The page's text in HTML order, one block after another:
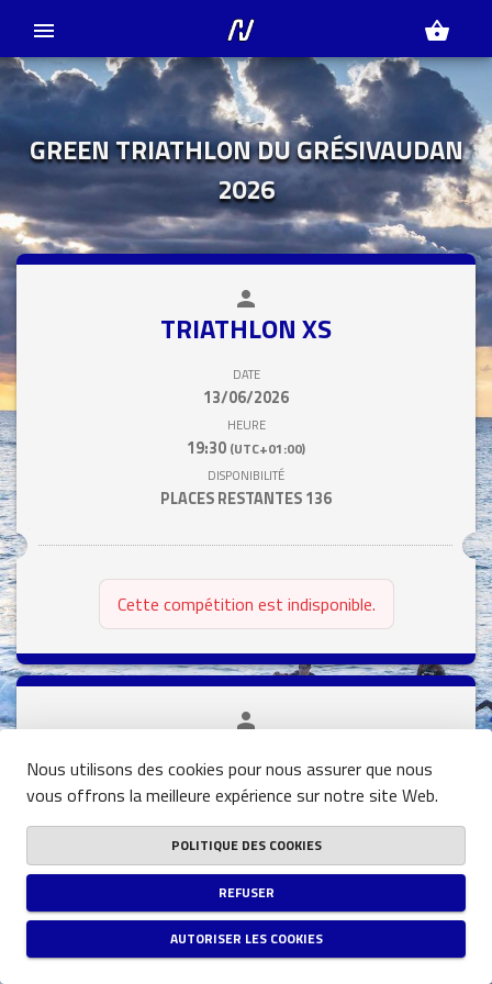
menu shopping_basket
GREEN TRIATHLON DU GRÉSIVAUDAN
2026
person
TRIATHLON XS
DATE
13/06/2026
HEURE
19:30 (UTC+01:00)
DISPONIBILITÉ
PLACES RESTANTES136
Cette compétition est indisponible.
person
DATE
HEURE
19:35(UTC+01:00)
DISPONIBILITÉ
PLACES RESTANTES10
close
Nous utilisons des cookies pour nous assurer que nous
vous offrons la meilleure expérience sur notre site Web.
POLITIQUE DES COOKIES
REFUSER
AUTORISER LES COOKIES